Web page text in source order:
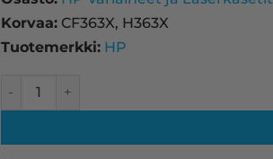
Korvaa: CF363X, H363X
Tuotemerkki: HP